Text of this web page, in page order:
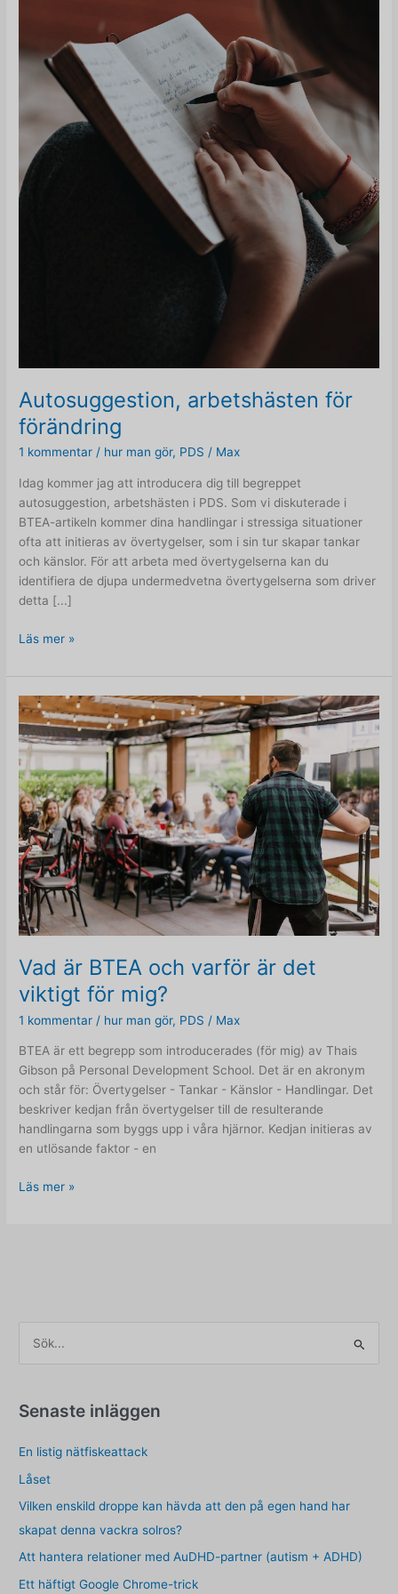
Autosuggestion, arbetshästen för
förändring
1 kommentar / hur man gör, PDS / Max
Idag kommer jag att introducera dig till begreppet
autosuggestion, arbetshästen i PDS. Som vi diskuterade i
BTEA-artikeln kommer dina handlingar i stressiga situationer
ofta att initieras av övertygelser, som i sin tur skapar tankar
och känslor. För att arbeta med övertygelserna kan du
identifiera de djupa undermedvetna övertygelserna som driver
detta [...]
Autosuggestion,
för
förändring
Läs mer »
Vad är BTEA och varför är det
viktigt för mig?
1 kommentar / hur man gör, PDS / Max
BTEA är ett begrepp som introducerades (för mig) av Thais
Gibson på Personal Development School. Det är en akronym
och står för: Övertygelser - Tankar - Känslor - Handlingar. Det
beskriver kedjan från övertygelser till de resulterande
handlingarna som byggs upp i våra hjärnor. Kedjan initieras av
en utlösande faktor - en
Vad
för
Läs mer »
e
t
e
r
:
Senaste inläggen
En listig nätfiskeattack
Låset
Vilken enskild droppe kan hävda att den på egen hand har
skapat denna vackra solros?
Att hantera relationer med AuDHD-partner (autism + ADHD)
Ett häftigt Google Chrome-trick